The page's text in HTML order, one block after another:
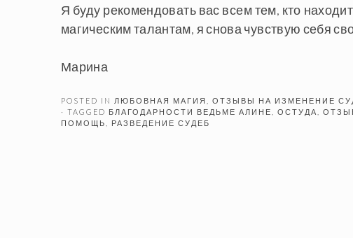
Я буду рекомендовать вас всем тем, кто
магическим талантам, я снова чувствую себя
Марина
POSTED IN ЛЮБОВНАЯ МАГИЯ ОТЗЫВЫ НА ИЗМЕНЕНИЕ
· TAGGED БЛАГОДАРНОСТИ ВЕДЬМЕ АЛИНЕ ОСТУДА
ПОМОЩЬ
РАЗВЕДЕНИЕ СУДЕБ